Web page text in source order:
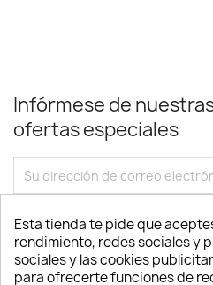
Infórmese de
ofertas especiales
información de contacto en el aviso
Esta tienda te pide que
rendimiento, redes sociales y
sociales y las cookies
para ofrecerte funciones de